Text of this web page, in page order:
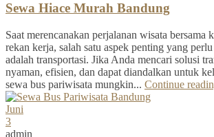
Sewa Hiace Murah Bandung
Saat merencanakan perjalanan wisata bersama
rekan kerja, salah satu aspek penting yang
adalah transportasi. Jika Anda mencari solusi
nyaman, efisien, dan dapat diandalkan untuk
sewa bus pariwisata mungkin... Continue
Juni
3
admin